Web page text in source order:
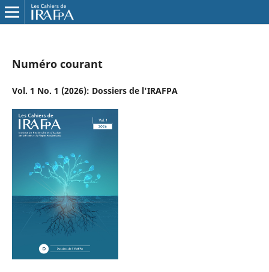
Numéro courant
Vol. 1 No. 1 (2026): Dossiers de l'IRAFPA